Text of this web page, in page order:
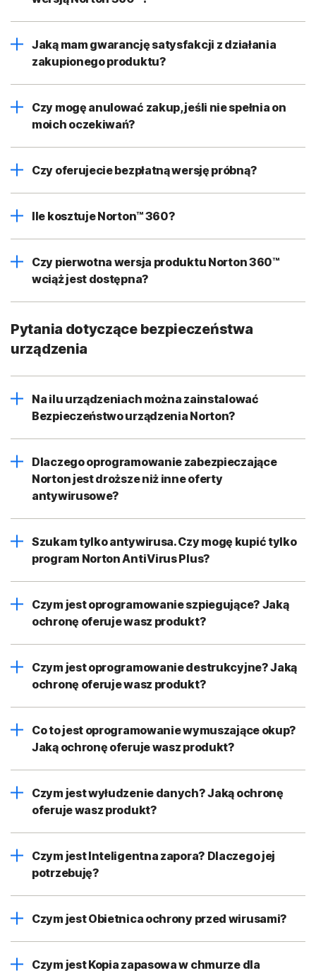
Jaką mam gwarancję satysfakcji z działania
zakupionego produktu?
Czy mogę anulować zakup, jeśli nie spełnia on
moich oczekiwań?
Czy oferujecie bezpłatną wersję próbną?
Ile kosztuje Norton™ 360?
Czy pierwotna wersja produktu Norton 360™
wciąż jest dostępna?
Pytania dotyczące bezpieczeństwa
urządzenia
Na ilu urządzeniach można zainstalować
Bezpieczeństwo urządzenia Norton?
Dlaczego oprogramowanie zabezpieczające
Norton jest droższe niż inne oferty
antywirusowe?
Szukam tylko antywirusa. Czy mogę kupić tylko
program Norton AntiVirus Plus?
Czym jest oprogramowanie szpiegujące? Jaką
ochronę oferuje wasz produkt?
Czym jest oprogramowanie destrukcyjne? Jaką
ochronę oferuje wasz produkt?
Co to jest oprogramowanie wymuszające okup?
Jaką ochronę oferuje wasz produkt?
Czym jest wyłudzenie danych? Jaką ochronę
oferuje wasz produkt?
Czym jest Inteligentna zapora? Dlaczego jej
potrzebuję?
Czym jest Obietnica ochrony przed wirusami?
Czym jest Kopia zapasowa w chmurze dla